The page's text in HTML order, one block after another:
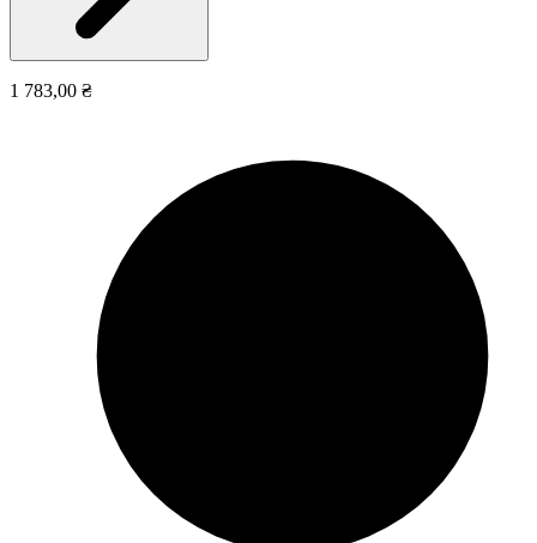
1 783,00 ₴